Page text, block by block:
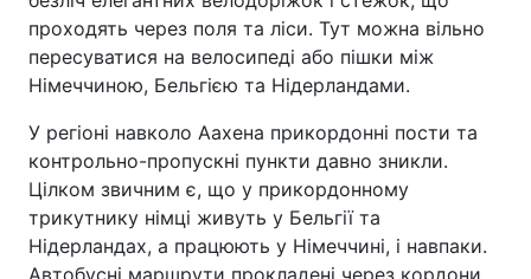
проходять через поля та ліси. Тут можна вільно
пересуватися на велосипеді або пішки між
Німеччиною, Бельгією та Нідерландами.
У регіоні навколо Аахена прикордонні пости та
контрольно-пропускні пункти давно зникли.
Цілком звичним є, що у прикордонному
трикутнику німці живуть у Бельгії та
Нідерландах, а працюють у Німеччині, і навпаки.
Автобусні маршрути прокладені через кордони,